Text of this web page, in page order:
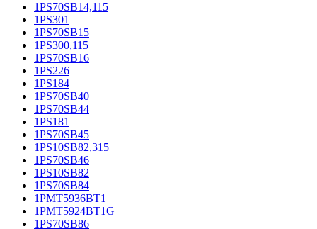
1PS70SB14,115
1PS301
1PS70SB15
1PS300,115
1PS70SB16
1PS226
1PS184
1PS70SB40
1PS70SB44
1PS181
1PS70SB45
1PS10SB82,315
1PS70SB46
1PS10SB82
1PS70SB84
1PMT5936BT1
1PMT5924BT1G
1PS70SB86